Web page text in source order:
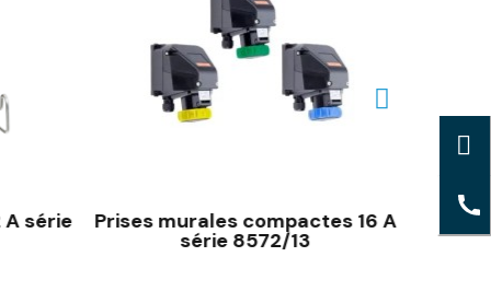
série Prises murales compactes 16 A
série 8572/13